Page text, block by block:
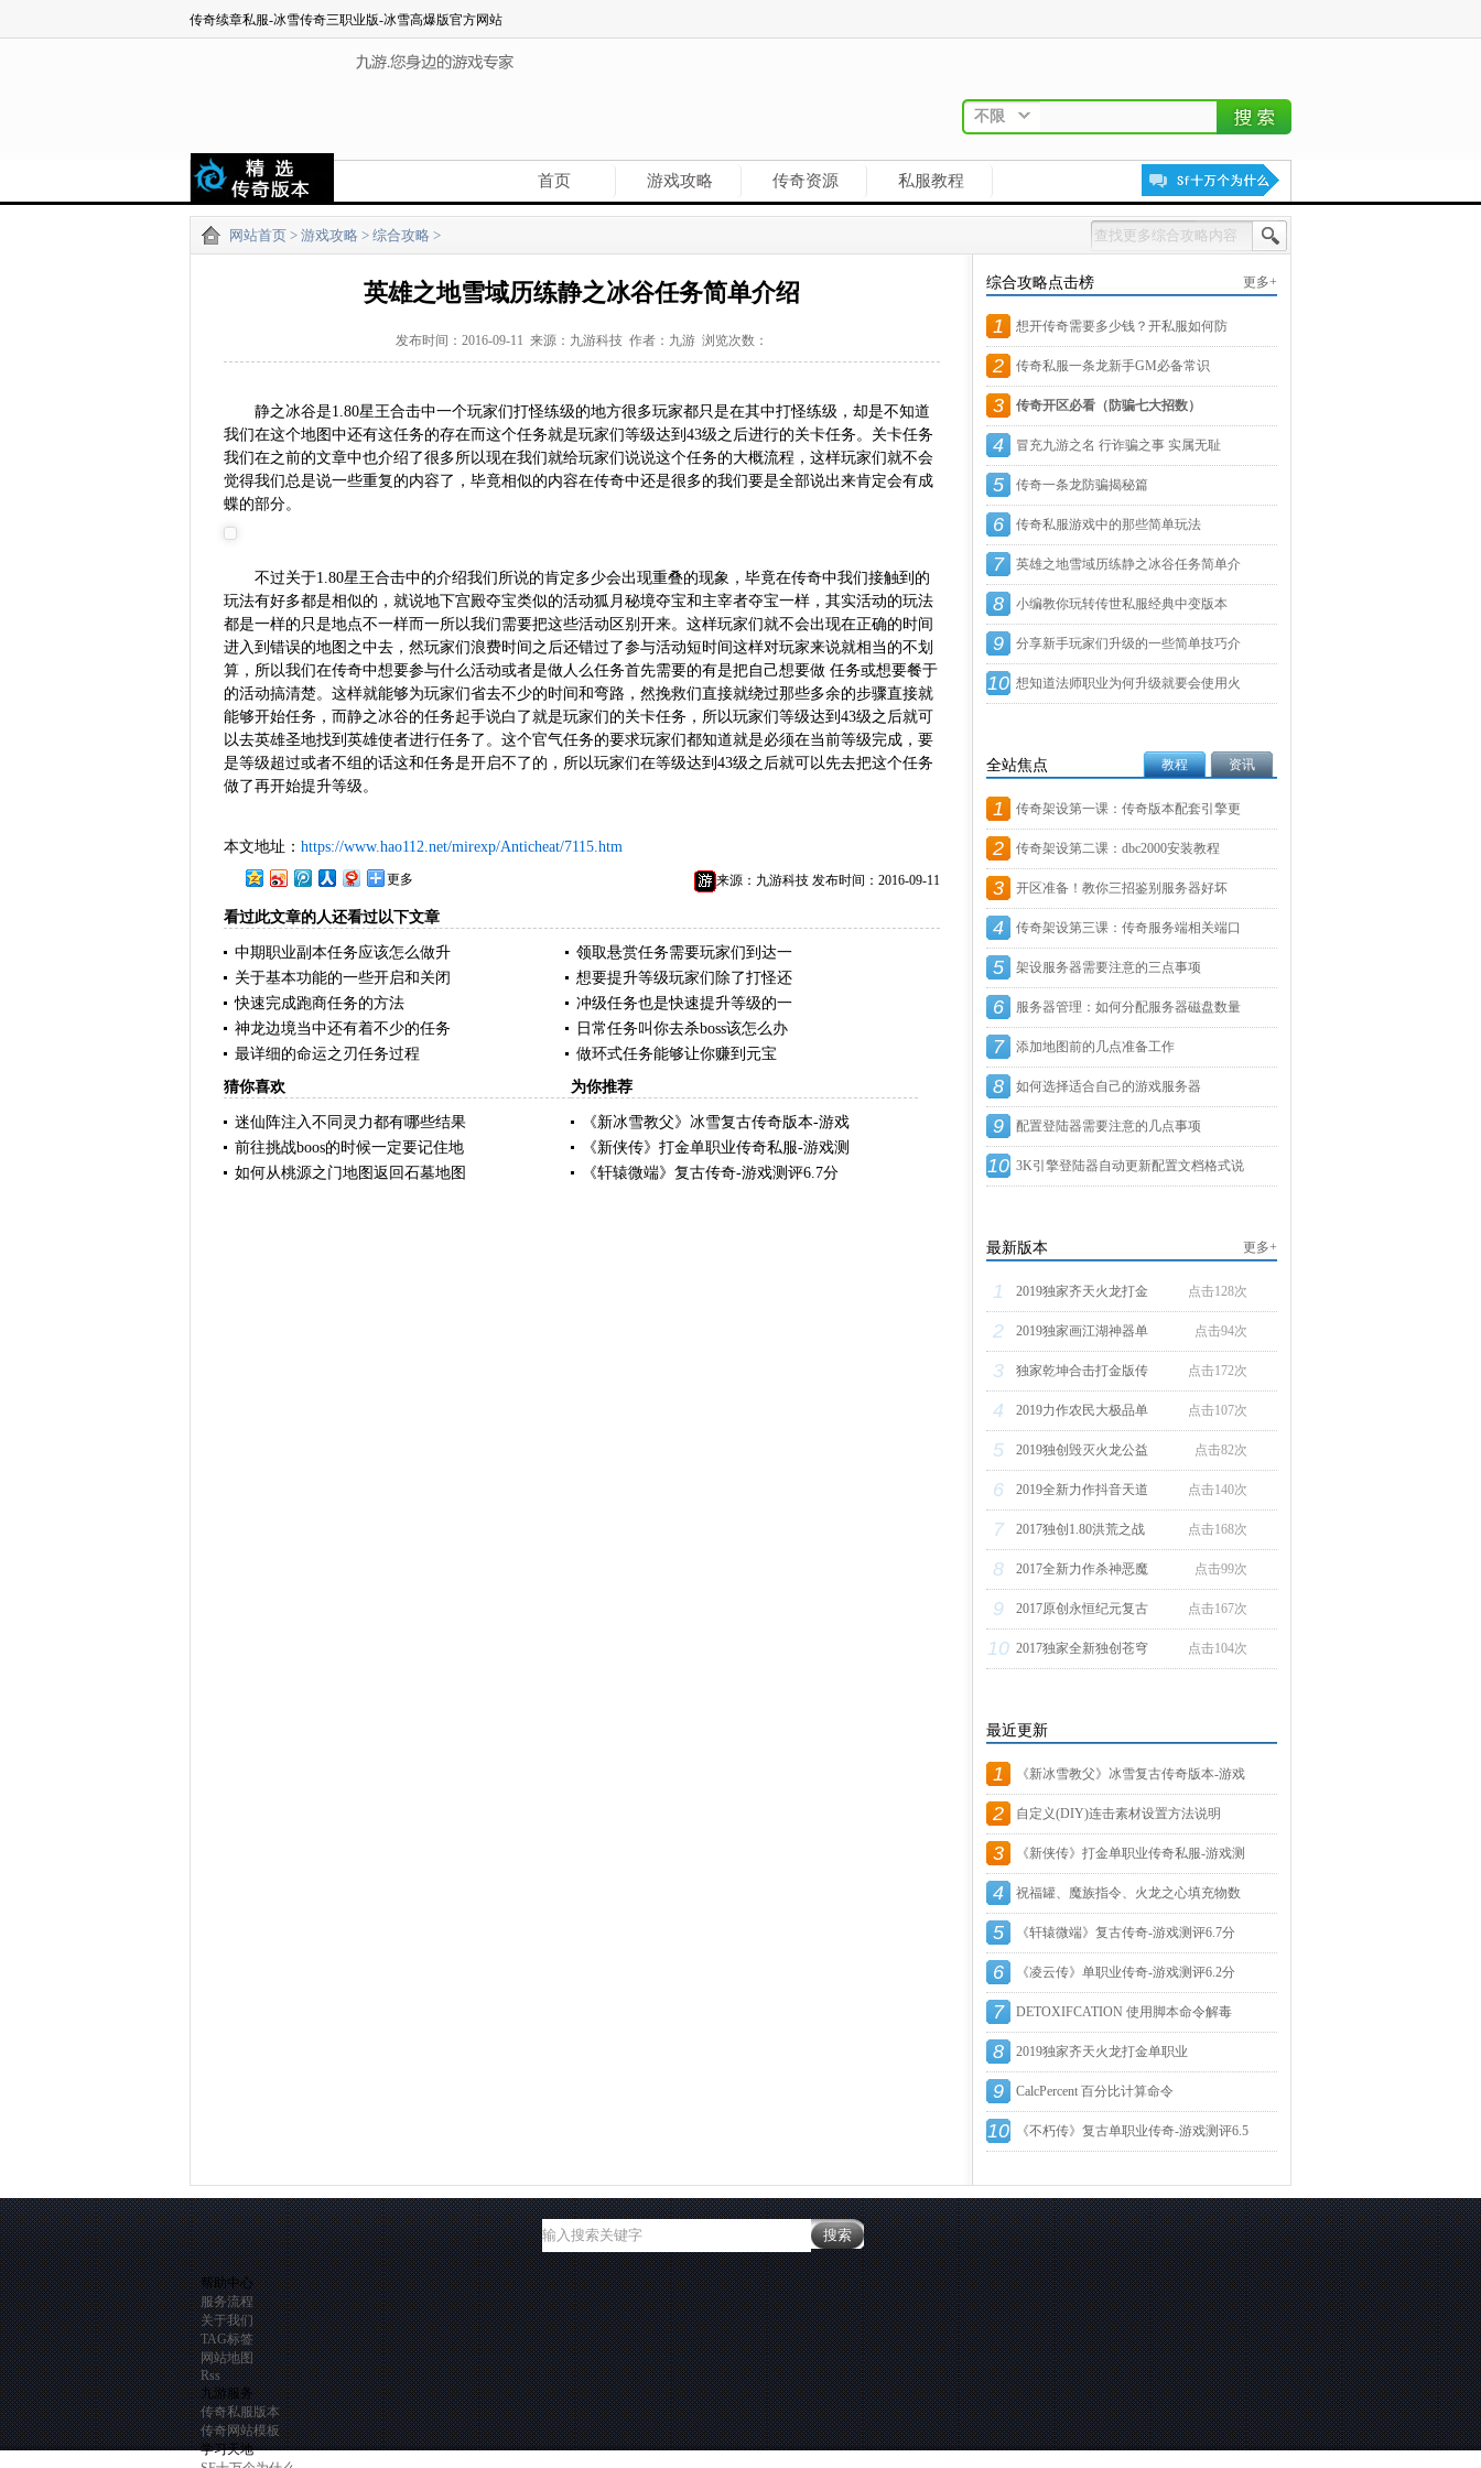
传奇续章私服-冰雪传奇三职业版-冰雪高爆版官方网站
不限
首页 游戏攻略 传奇资源 私服教程
网站首页 > 游戏攻略 > 综合攻略 >
英雄之地雪域历练静之冰谷任务简单介绍
发布时间：2016-09-11 来源：九游科技 作者：九游 浏览次数：
静之冰谷是1.80星王合击中一个玩家们打怪练级的地方很多玩家都只是在其中打怪练级，却是不知道
我们在这个地图中还有这任务的存在而这个任务就是玩家们等级达到43级之后进行的关卡任务。关卡任务
我们在之前的文章中也介绍了很多所以现在我们就给玩家们说说这个任务的大概流程，这样玩家们就不会
觉得我们总是说一些重复的内容了，毕竟相似的内容在传奇中还是很多的我们要是全部说出来肯定会有成
蝶的部分。
不过关于1.80星王合击中的介绍我们所说的肯定多少会出现重叠的现象，毕竟在传奇中我们接触到的
玩法有好多都是相似的，就说地下宫殿夺宝类似的活动狐月秘境夺宝和主宰者夺宝一样，其实活动的玩法
都是一样的只是地点不一样而一所以我们需要把这些活动区别开来。这样玩家们就不会出现在正确的时间
进入到错误的地图之中去，然玩家们浪费时间之后还错过了参与活动短时间这样对玩家来说就相当的不划
算，所以我们在传奇中想要参与什么活动或者是做人么任务首先需要的有是把自己想要做 任务或想要餐于
的活动搞清楚。这样就能够为玩家们省去不少的时间和弯路，然挽救们直接就绕过那些多余的步骤直接就
能够开始任务，而静之冰谷的任务起手说白了就是玩家们的关卡任务，所以玩家们等级达到43级之后就可
以去英雄圣地找到英雄使者进行任务了。这个官气任务的要求玩家们都知道就是必须在当前等级完成，要
是等级超过或者不组的话这和任务是开启不了的，所以玩家们在等级达到43级之后就可以先去把这个任务
做了再开始提升等级。
本文地址： https://www.hao112.net/mirexp/Anticheat/7115.htm
来源：九游科技 发布时间：2016-09-11
更多
看过此文章的人还看过以下文章
中期职业副本任务应该怎么做升
领取悬赏任务需要玩家们到达一
关于基本功能的一些开启和关闭
想要提升等级玩家们除了打怪还
快速完成跑商任务的方法
冲级任务也是快速提升等级的一
神龙边境当中还有着不少的任务
日常任务叫你去杀boss该怎么办
最详细的命运之刃任务过程
做环式任务能够让你赚到元宝
猜你喜欢
迷仙阵注入不同灵力都有哪些结果
前往挑战boos的时候一定要记住地
如何从桃源之门地图返回石墓地图
为你推荐
《新冰雪教父》冰雪复古传奇版本-游戏
《新侠传》打金单职业传奇私服-游戏测
《轩辕微端》复古传奇-游戏测评6.7分
综合攻略点击榜 更多+
1 想开传奇需要多少钱？开私服如何防
骗？
2 传奇私服一条龙新手GM必备常识
3 传奇开区必看（防骗七大招数）
4 冒充九游之名 行诈骗之事 实属无耻
5 传奇一条龙防骗揭秘篇
6 传奇私服游戏中的那些简单玩法
7 英雄之地雪域历练静之冰谷任务简单介
绍
8 小编教你玩转传世私服经典中变版本
9 分享新手玩家们升级的一些简单技巧介
绍
10 想知道法师职业为何升级就要会使用火
全站焦点 教程 资讯
1 传奇架设第一课：传奇版本配套引擎更
新
2 传奇架设第二课：dbc2000安装教程
3 开区准备！教你三招鉴别服务器好坏
4 传奇架设第三课：传奇服务端相关端口
设
5 架设服务器需要注意的三点事项
6 服务器管理：如何分配服务器磁盘数量
7 添加地图前的几点准备工作
8 如何选择适合自己的游戏服务器
9 配置登陆器需要注意的几点事项
10 3K引擎登陆器自动更新配置文档格式说
最新版本 更多+
1 点击128次
2019独家齐天火龙打金
2 点击94次
2019独家画江湖神器单
3 点击172次
独家乾坤合击打金版传
4 点击107次
2019力作农民大极品单
5 点击82次
2019独创毁灭火龙公益
6 点击140次
2019全新力作抖音天道
7 点击168次
2017独创1.80洪荒之战
8 点击99次
2017全新力作杀神恶魔
9 点击167次
2017原创永恒纪元复古
10 点击104次
2017独家全新独创苍穹
最近更新
1 《新冰雪教父》冰雪复古传奇版本-游戏
2 自定义(DIY)连击素材设置方法说明
3 《新侠传》打金单职业传奇私服-游戏测
4 祝福罐、魔族指令、火龙之心填充物数
据
5 《轩辕微端》复古传奇-游戏测评6.7分
6 《凌云传》单职业传奇-游戏测评6.2分
7 DETOXIFCATION 使用脚本命令解毒
8 2019独家齐天火龙打金单职业
9 CalcPercent 百分比计算命令
10 《不朽传》复古单职业传奇-游戏测评6.5
帮助中心
服务流程
关于我们
TAG标签
网站地图
Rss
九游服务
传奇私服版本
传奇网站模板
学习天地